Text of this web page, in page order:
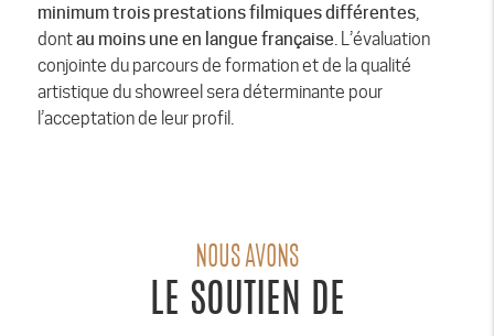
minimum trois prestations filmiques différentes
dontau moins une en langue française . L’évaluation
conjointe du parcours de formation et de la qualité
artistique du showreel sera déterminante pour
l’acceptation de leur profil.
NOUS AVONS
LE SOUTIEN DE